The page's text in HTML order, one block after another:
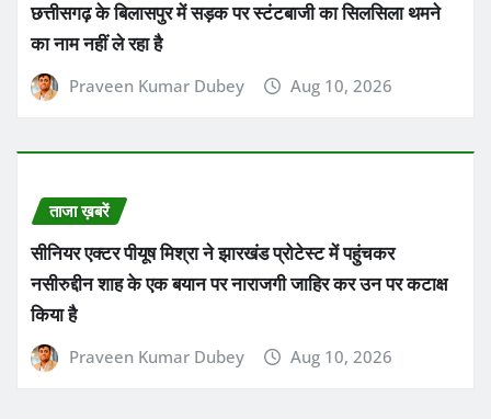
छत्तीसगढ़ के बिलासपुर में सड़क पर स्टंटबाजी का सिलसिला थमने
का नाम नहीं ले रहा है
Praveen Kumar Dubey Aug 10, 2026
ताजा ख़बरें
सीनियर एक्टर पीयूष मिश्रा ने झारखंड प्रोटेस्ट में पहुंचकर
नसीरुद्दीन शाह के एक बयान पर नाराजगी जाहिर कर उन पर कटाक्ष
किया है
Praveen Kumar Dubey Aug 10, 2026